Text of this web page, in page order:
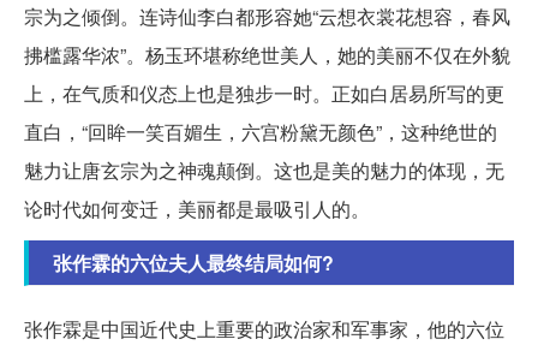
宗为之倾倒。连诗仙李白都形容她“云想衣裳花想容，春风
拂槛露华浓”。杨玉环堪称绝世美人，她的美丽不仅在外貌
上，在气质和仪态上也是独步一时。正如白居易所写的更
直白，“回眸一笑百媚生，六宫粉黛无颜色”，这种绝世的
魅力让唐玄宗为之神魂颠倒。这也是美的魅力的体现，无
论时代如何变迁，美丽都是最吸引人的。
张作霖的六位夫人最终结局如何?
张作霖是中国近代史上重要的政治家和军事家，他的六位